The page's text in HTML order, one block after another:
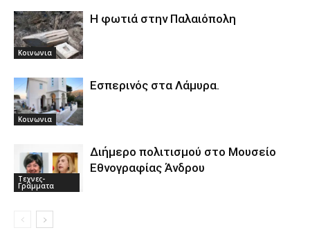
Κοινωνια
Η φωτιά στην Παλαιόπολη
Κοινωνια
Εσπερινός στα Λάμυρα.
Τεχνες-
Γραμματα
Διήμερο πολιτισμού στο Μουσείο
Εθνογραφίας Άνδρου